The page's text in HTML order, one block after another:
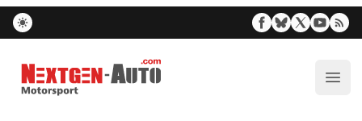
Nextgen-Auto.com